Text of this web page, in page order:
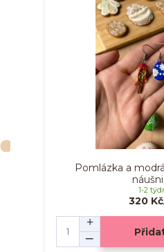
Pomlázka a
320 Kč
1-2